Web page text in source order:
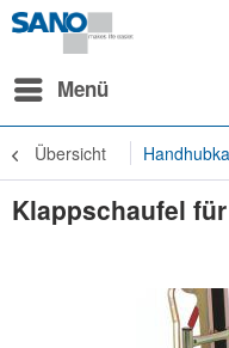
Menü
Übersicht
Klappschaufel